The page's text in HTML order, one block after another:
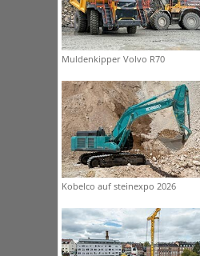
Muldenkipper Volvo R70
Kobelco auf steinexpo 2026